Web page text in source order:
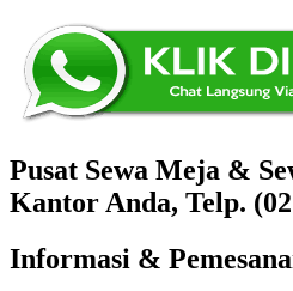
Pusat Sewa Meja &
Kantor Anda, Telp.
Informasi &